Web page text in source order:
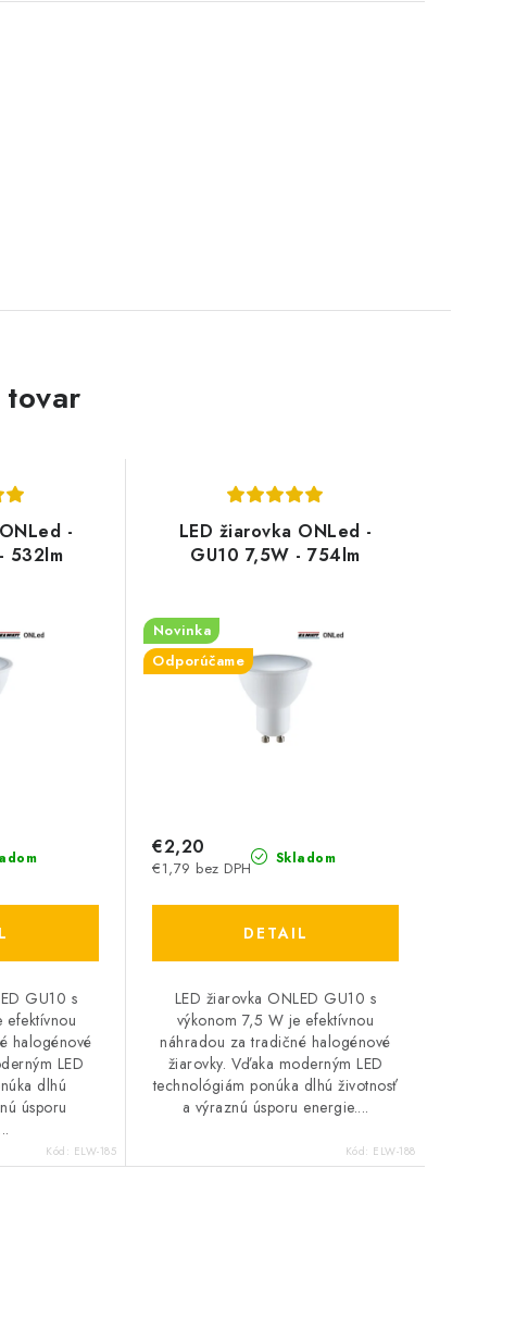
-
532lm
GU10 s
halogénové
LED
dlhú
úsporu
Kód: ELW-185
LED žiarovka ONLed -
GU10 7,5W - 754lm
Novinka
Odporúčame
Skladom
€1,79 bez DPH
€2,20
DETAIL
LED žiarovka ONLED GU10 s
výkonom 7,5 W je efektívnou
náhradou za tradičné halogénové
žiarovky. Vďaka moderným LED
technológiám ponúka dlhú životnosť
a výraznú úsporu energie....
Kód: ELW-188